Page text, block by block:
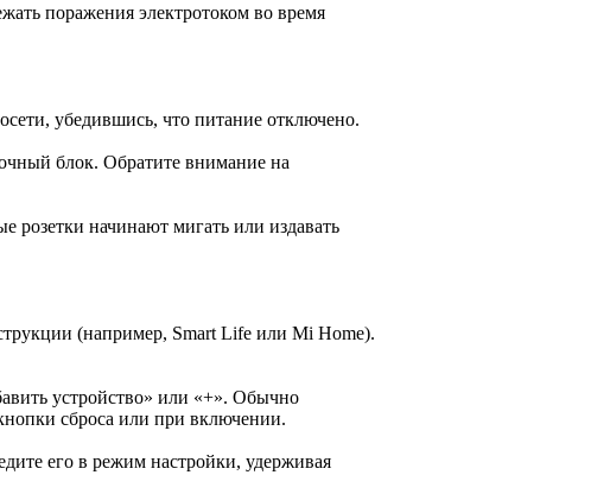
поражения электротоком во время
убедившись, что питание отключено.
блок. Обратите внимание на
начинают мигать или издавать
(например, Smart Life или Mi Home).
устройство» или «+». Обычно
сброса или при включении.
его в режим настройки, удерживая